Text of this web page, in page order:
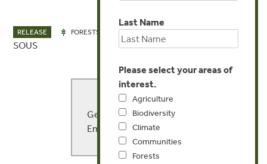
RELEASE FORESTS SEP 11, 2014
MEDIA CONTACT
Genevieve Bennett
Email:
GBennett@forest-trends.org
SOUS
Last Name
Please select your areas of
interest.
Agriculture
Biodiversity
Climate
Communities
Forests